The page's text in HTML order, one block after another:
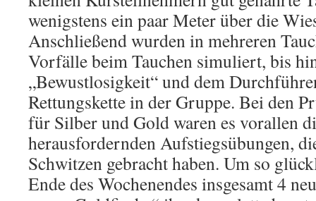
wenigstens ein paar Meter über die
Anschließend wurden in mehreren
Vorfälle beim Tauchen simuliert, bis
„Bewustlosigkeit“ und dem
Rettungskette in der Gruppe. Bei den
für Silber und Gold waren es vorallen
herausfordernden Aufstiegsübungen,
Schwitzen gebracht haben. Um so
Ende des Wochenendes insgesamt 4